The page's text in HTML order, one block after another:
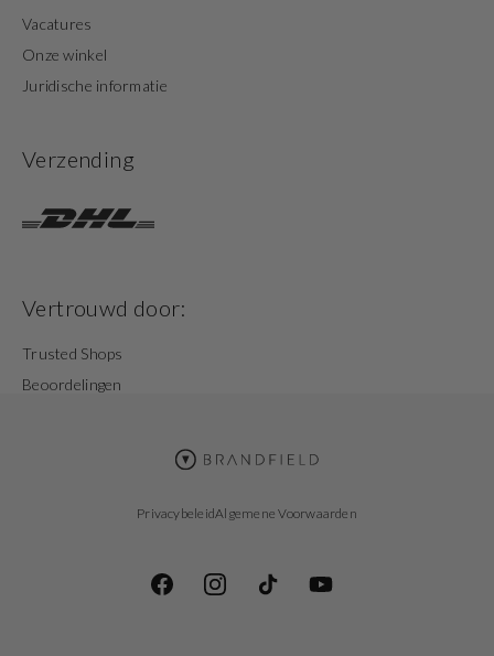
Vacatures
Onze winkel
Juridische informatie
Verzending
Vertrouwd door:
Trusted Shops
Beoordelingen
PrivacybeleidAlgemene Voorwaarden
FacebookInstagramTikTok YouTube